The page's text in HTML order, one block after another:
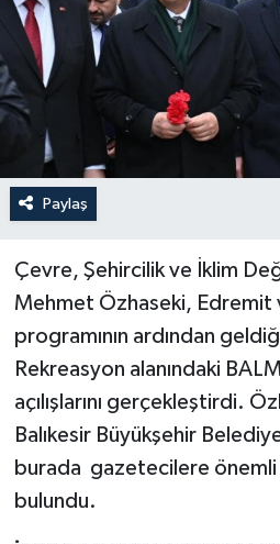
Paylaş
Çevre, Şehircilik ve İklim
Mehmet Özhaseki, Edremit
programının ardından
Rekreasyon alanındaki
açılışlarını gerçekleştirdi.
Balıkesir Büyükşehir
burada gazetecilere önemli
bulundu.